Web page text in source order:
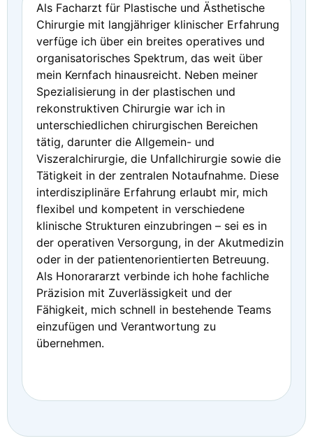
Als Facharzt für Plastische und Ästhetische
Chirurgie mit langjähriger klinischer Erfahrung
verfüge ich über ein breites operatives und
organisatorisches Spektrum, das weit über
mein Kernfach hinausreicht. Neben meiner
Spezialisierung in der plastischen und
rekonstruktiven Chirurgie war ich in
unterschiedlichen chirurgischen Bereichen
tätig, darunter die Allgemein- und
Viszeralchirurgie, die Unfallchirurgie sowie die
Tätigkeit in der zentralen Notaufnahme. Diese
interdisziplinäre Erfahrung erlaubt mir, mich
flexibel und kompetent in verschiedene
klinische Strukturen einzubringen – sei es in
der operativen Versorgung, in der Akutmedizin
oder in der patientenorientierten Betreuung.
Als Honorararzt verbinde ich hohe fachliche
Präzision mit Zuverlässigkeit und der
Fähigkeit, mich schnell in bestehende Teams
einzufügen und Verantwortung zu
übernehmen.